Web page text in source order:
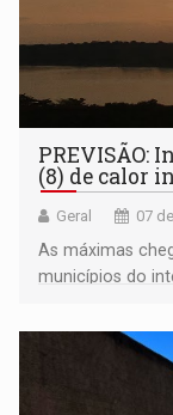
PREVISÃO:
(8) de calor
Geral 07
As máximas
municípios do